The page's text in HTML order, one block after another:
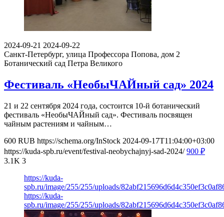
2024-09-21 2024-09-22
Санкт-Петербург, улица Профессора Попова, дом 2
Ботанический сад Петра Великого
Фестиваль «НеобыЧАЙный сад» 2024
21 и 22 сентября 2024 года, состоится 10-й ботанический
фестиваль «НеобыЧАЙный сад». Фестиваль посвящен
чайным растениям и чайным…
600 RUB https://schema.org/InStock 2024-09-17T11:04:00+03:00
https://kuda-spb.ru/event/festival-neobychajnyj-sad-2024/ 900 ₽
3.1K 3
https://kuda-
spb.ru/image/255/255/uploads/
https://kuda-
spb.ru/image/255/255/uploads/